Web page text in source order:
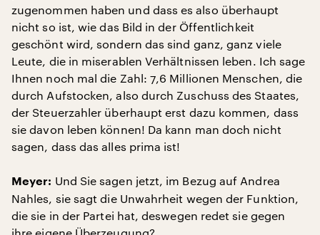
zugenommen haben und dass es also überhaupt
nicht so ist, wie das Bild in der Öffentlichkeit
geschönt wird, sondern das sind ganz, ganz viele
Leute, die in miserablen Verhältnissen leben. Ich sage
Ihnen noch mal die Zahl: 7,6 Millionen Menschen, die
durch Aufstocken, also durch Zuschuss des Staates,
der Steuerzahler überhaupt erst dazu kommen, dass
sie davon leben können! Da kann man doch nicht
sagen, dass das alles prima ist!
Meyer: Und Sie sagen jetzt, im Bezug auf Andrea
Nahles, sie sagt die Unwahrheit wegen der Funktion,
die sie in der Partei hat, deswegen redet sie gegen